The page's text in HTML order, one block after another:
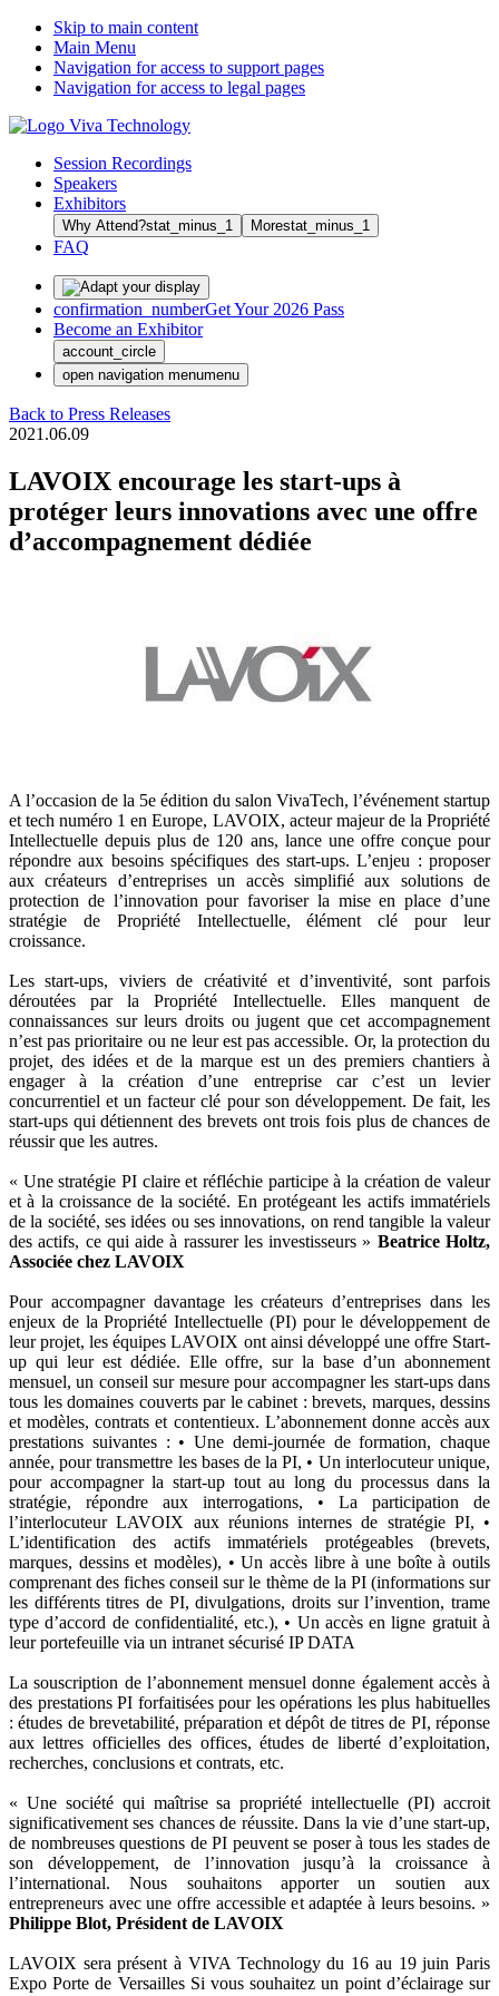
Skip to main content
Main Menu
Navigation for access to support pages
Navigation for access to legal pages
Session Recordings
Speakers
Exhibitors
Why Attend?stat_minus_1 Morestat_minus_1
FAQ
confirmation_numberGet Your 2026 Pass
Become an Exhibitor
account_circle
open navigation menumenu
Back to Press Releases
2021.06.09
LAVOIX encourage les start-ups à
protéger leurs innovations avec une offre
d’accompagnement dédiée
A l’occasion de la 5e édition du salon VivaTech, l’événement startup
et tech numéro 1 en Europe, LAVOIX, acteur majeur de la Propriété
Intellectuelle depuis plus de 120 ans, lance une offre conçue pour
répondre aux besoins spécifiques des start-ups. L’enjeu : proposer
aux créateurs d’entreprises un accès simplifié aux solutions de
protection de l’innovation pour favoriser la mise en place d’une
stratégie de Propriété Intellectuelle, élément clé pour leur
croissance.
Les start-ups, viviers de créativité et d’inventivité, sont parfois
déroutées par la Propriété Intellectuelle. Elles manquent de
connaissances sur leurs droits ou jugent que cet accompagnement
n’est pas prioritaire ou ne leur est pas accessible. Or, la protection du
projet, des idées et de la marque est un des premiers chantiers à
engager à la création d’une entreprise car c’est un levier
concurrentiel et un facteur clé pour son développement. De fait, les
start-ups qui détiennent des brevets ont trois fois plus de chances de
réussir que les autres.
« Une stratégie PI claire et réfléchie participe à la création de valeur
et à la croissance de la société. En protégeant les actifs immatériels
de la société, ses idées ou ses innovations, on rend tangible la valeur
des actifs, ce qui aide à rassurer les investisseurs » Beatrice Holtz,
Associée chez LAVOIX
Pour accompagner davantage les créateurs d’entreprises dans les
enjeux de la Propriété Intellectuelle (PI) pour le développement de
leur projet, les équipes LAVOIX ont ainsi développé une offre Start-
up qui leur est dédiée. Elle offre, sur la base d’un abonnement
mensuel, un conseil sur mesure pour accompagner les start-ups dans
tous les domaines couverts par le cabinet : brevets, marques, dessins
et modèles, contrats et contentieux. L’abonnement donne accès aux
prestations suivantes : • Une demi-journée de formation, chaque
année, pour transmettre les bases de la PI, • Un interlocuteur unique,
pour accompagner la start-up tout au long du processus dans la
stratégie, répondre aux interrogations, • La participation de
l’interlocuteur LAVOIX aux réunions internes de stratégie PI, •
L’identification des actifs immatériels protégeables (brevets,
marques, dessins et modèles), • Un accès libre à une boîte à outils
comprenant des fiches conseil sur le thème de la PI (informations sur
les différents titres de PI, divulgations, droits sur l’invention, trame
type d’accord de confidentialité, etc.), • Un accès en ligne gratuit à
leur portefeuille via un intranet sécurisé IP DATA
La souscription de l’abonnement mensuel donne également accès à
des prestations PI forfaitisées pour les opérations les plus habituelles
: études de brevetabilité, préparation et dépôt de titres de PI, réponse
aux lettres officielles des offices, études de liberté d’exploitation,
recherches, conclusions et contrats, etc.
« Une société qui maîtrise sa propriété intellectuelle (PI) accroit
significativement ses chances de réussite. Dans la vie d’une start-up,
de nombreuses questions de PI peuvent se poser à tous les stades de
son développement, de l’innovation jusqu’à la croissance à
l’international. Nous souhaitons apporter un soutien aux
entrepreneurs avec une offre accessible et adaptée à leurs besoins. »
Philippe Blot, Président de LAVOIX
LAVOIX sera présent à VIVA Technology du 16 au 19 juin Paris
Expo Porte de Versailles Si vous souhaitez un point d’éclairage sur